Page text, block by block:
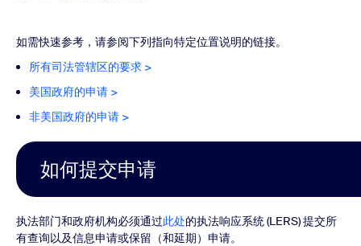
如需快速参考，请参阅下列指向特定位置说明的链接。
所有司法管辖区的要求 >
美国政府的申请 >
非美国政府的申请 >
如何提交申请
执法部门和政府机构必须通过此处的执法响应系统 (LERS) 提交所
有查询以及信息申请或保留（和延期）申请。